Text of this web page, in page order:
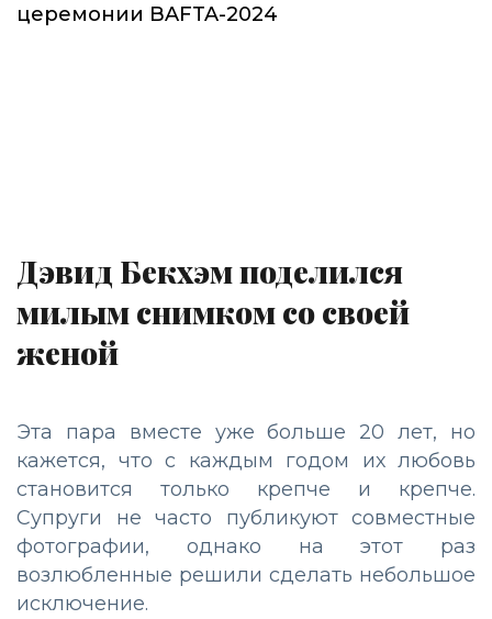
церемонии BAFTA-2024
Дэвид Бекхэм поделился
милым снимком со своей
женой
Эта пара вместе уже больше 20 лет, но
кажется, что с каждым годом их любовь
становится только крепче и крепче.
Супруги не часто публикуют совместные
фотографии, однако на этот раз
возлюбленные решили сделать небольшое
исключение.